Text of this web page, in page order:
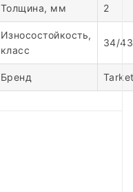
Толщина, мм
2
Износостойкость,
класс
34/43
Бренд